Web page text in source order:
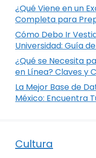
¿Qué Viene en un
Completa para
Cómo Debo Ir
Universidad: Guía
¿Qué se Necesita
en Línea? Claves y
La Mejor Base de
México: Encuentra
Cultura